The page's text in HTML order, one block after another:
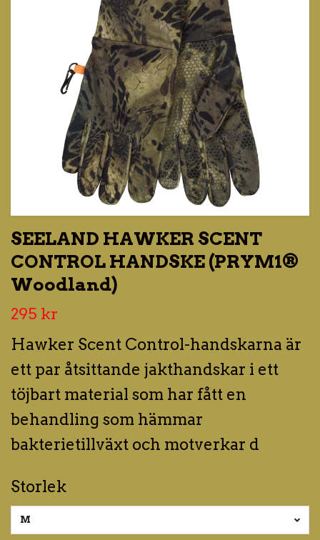
SEELAND HAWKER SCENT
CONTROL HANDSKE (PRYM1®
Woodland)
295 kr
Hawker Scent Control-handskarna är
ett par åtsittande jakthandskar i ett
töjbart material som har fått en
behandling som hämmar
bakterietillväxt och motverkar d
Storlek
M